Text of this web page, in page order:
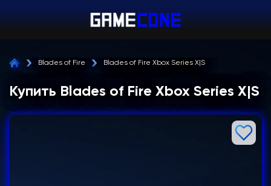
Blades of Fire Blades of Fire Xbox Series X|S
Купить Blades of Fire Xbox Series X|S